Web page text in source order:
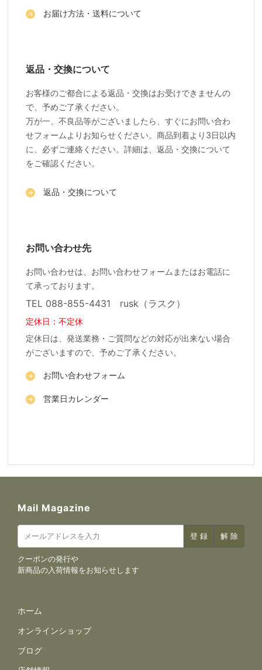
お届け方法・送料について
返品・交換について
お客様のご都合による返品・交換はお受けできませんの
で、予めご了承ください。
万が一、不良品等がございましたら、すぐにお問い合わ
せフォームよりお知らせください。商品到着より3日以内
に、必ずご連絡ください。詳細は、返品・交換について
をご確認ください。
返品・交換について
お問い合わせ先
お問い合わせは、お問い合わせフォームまたはお電話に
て承っております。
TEL 088-855-4431 rusk（ラスク）
定休日：不定休
定休日は、発送業務・ご質問などの対応が出来ない場合
がございますので、予めご了承ください。
お問い合わせフォーム
営業日カレンダー
Mail Magazine
クーポンの発行や
新商品の入荷情報をお知らせします
サイトナビゲーション
ホーム
オンラインショップ
ブログ